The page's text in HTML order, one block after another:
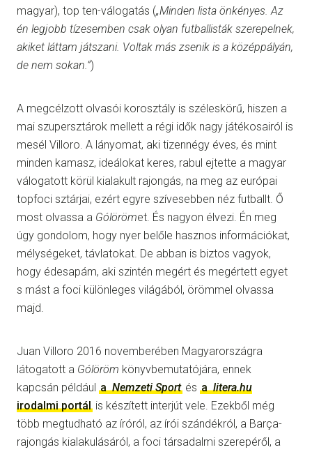
magyar), top ten-válogatás („Minden lista önkényes. Az
én legjobb tízesemben csak olyan futballisták szerepelnek,
akiket láttam játszani. Voltak más zsenik is a középpályán,
de nem sokan.”)
A megcélzott olvasói korosztály is széleskörű, hiszen a
mai szupersztárok mellett a régi idők nagy játékosairól is
mesél Villoro. A lányomat, aki tizennégy éves, és mint
minden kamasz, ideálokat keres, rabul ejtette a magyar
válogatott körül kialakult rajongás, na meg az európai
topfoci sztárjai, ezért egyre szívesebben néz futballt. Ő
most olvassa a Gólörömet. És nagyon élvezi. Én meg
úgy gondolom, hogy nyer belőle hasznos információkat,
mélységeket, távlatokat. De abban is biztos vagyok,
hogy édesapám, aki szintén megért és megértett egyet
s mást a foci különleges világából, örömmel olvassa
majd.
Juan Villoro 2016 novemberében Magyarországra
látogatott a Gólöröm könyvbemutatójára, ennek
kapcsán például a Nemzeti Sport és a litera.hu
irodalmi portál is készített interjút vele. Ezekből még
több megtudható az íróról, az írói szándékról, a Barça-
rajongás kialakulásáról, a foci társadalmi szerepéről, a